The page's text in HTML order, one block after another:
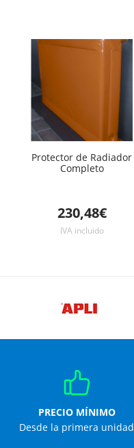
Protector de Radiador
Completo
230,48€
IVA incluido
PRECIO MÍNIMO
Desde la primera unidad